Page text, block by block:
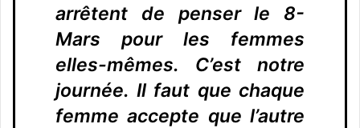
arrêtent de penser le 8-
Mars pour les femmes
elles-mêmes. C’est notre
journée. Il faut que chaque
femme accepte que l’autre